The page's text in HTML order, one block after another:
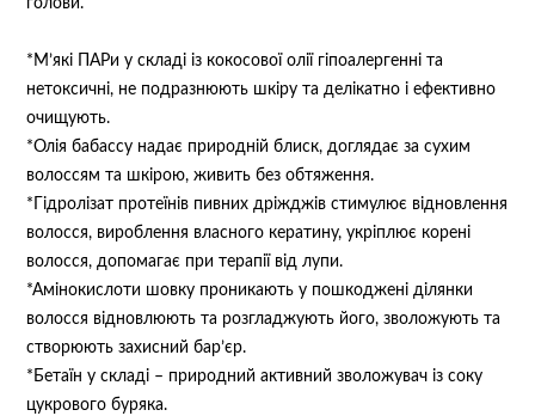
голови.
*М’які ПАРи у складі із кокосової олії гіпоалергенні та
нетоксичні, не подразнюють шкіру та делікатно і ефективно
очищують.
*Олія бабассу надає природній блиск, доглядає за сухим
волоссям та шкірою, живить без обтяження.
*Гідролізат протеїнів пивних дріжджів стимулює відновлення
волосся, вироблення власного кератину, укріплює корені
волосся, допомагає при терапії від лупи.
*Амінокислоти шовку проникають у пошкоджені ділянки
волосся відновлюють та розгладжують його, зволожують та
створюють захисний бар’єр.
*Бетаїн у складі – природний активний зволожувач із соку
цукрового буряка.